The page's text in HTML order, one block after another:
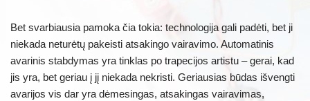
Bet svarbiausia pamoka čia tokia: technologija gali padėti, bet ji
niekada neturėtų pakeisti atsakingo vairavimo. Automatinis
avarinis stabdymas yra tinklas po trapecijos artistu – gerai, kad
jis yra, bet geriau į jį niekada nekristi. Geriausias būdas išvengti
avarijos vis dar yra dėmesingas, atsakingas vairavimas,